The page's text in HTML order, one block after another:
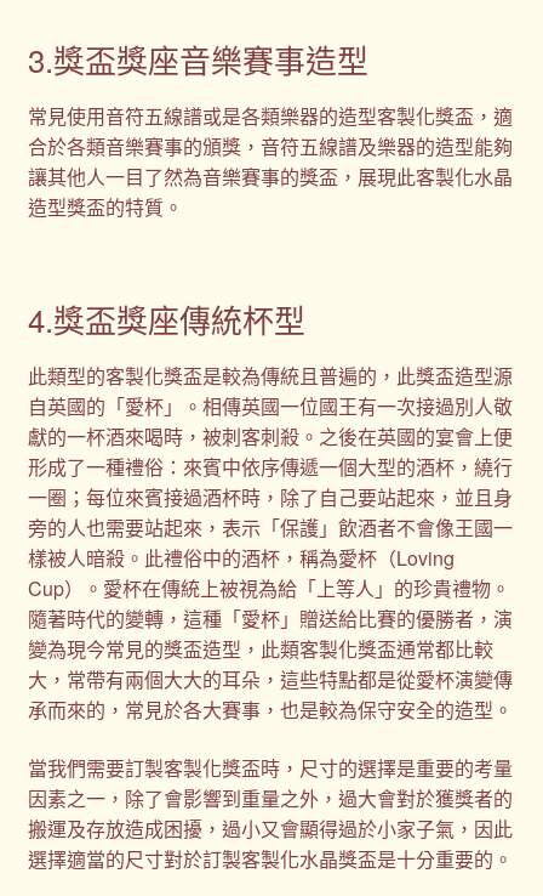
3.獎盃獎座音樂賽事造型
常見使用音符五線譜或是各類樂器的造型客製化獎盃，適
合於各類音樂賽事的頒獎，音符五線譜及樂器的造型能夠
讓其他人一目了然為音樂賽事的獎盃，展現此客製化水晶
造型獎盃的特質。
4.獎盃獎座傳統杯型
此類型的客製化獎盃是較為傳統且普遍的，此獎盃造型源
自英國的「愛杯」。相傳英國一位國王有一次接過別人敬
獻的一杯酒來喝時，被刺客刺殺。之後在英國的宴會上便
形成了一種禮俗：來賓中依序傳遞一個大型的酒杯，繞行
一圈；每位來賓接過酒杯時，除了自己要站起來，並且身
旁的人也需要站起來，表示「保護」飲酒者不會像王國一
樣被人暗殺。此禮俗中的酒杯，稱為愛杯（Loving
Cup）。愛杯在傳統上被視為給「上等人」的珍貴禮物。
隨著時代的變轉，這種「愛杯」贈送給比賽的優勝者，演
變為現今常見的獎盃造型，此類客製化獎盃通常都比較
大，常帶有兩個大大的耳朵，這些特點都是從愛杯演變傳
承而來的，常見於各大賽事，也是較為保守安全的造型。
當我們需要訂製客製化獎盃時，尺寸的選擇是重要的考量
因素之一，除了會影響到重量之外，過大會對於獲獎者的
搬運及存放造成困擾，過小又會顯得過於小家子氣，因此
選擇適當的尺寸對於訂製客製化水晶獎盃是十分重要的。